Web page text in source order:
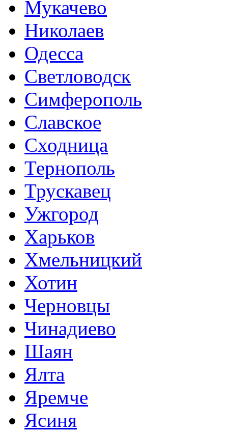
Мукачево
Николаев
Одесса
Светловодск
Симферополь
Славское
Сходница
Тернополь
Трускавец
Ужгород
Харьков
Хмельницкий
Хотин
Черновцы
Чинадиево
Шаян
Ялта
Яремче
Ясиня